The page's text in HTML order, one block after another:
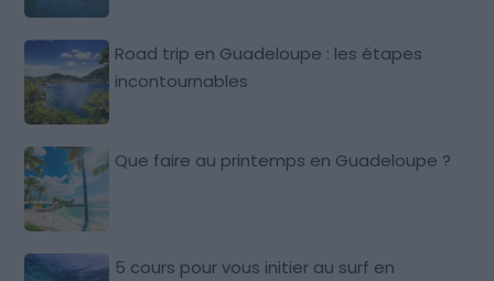
Road trip en Guadeloupe : les étapes
incontournables
Que faire au printemps en Guadeloupe ?
5 cours pour vous initier au surf en